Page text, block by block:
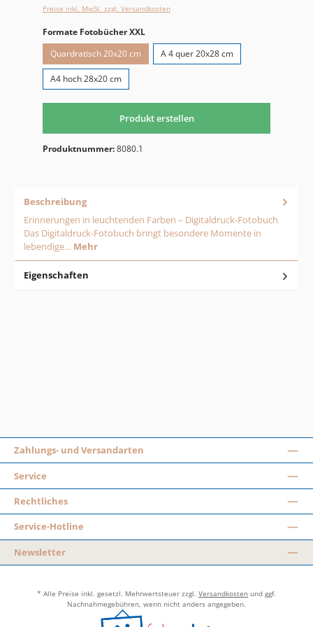
Preise inkl. MwSt. zzgl. Versandkosten
Formate Fotobücher XXLauswählen
Quardratisch 20x20 cm
A 4 quer 20x28 cm
A4 hoch 28x20 cm
Produkt erstellen
Produktnummer:8080.1
Beschreibung
Erinnerungen in leuchtenden Farben – Digitaldruck-Fotobuch
Das Digitaldruck-Fotobuch bringt besondere Momente in
lebendige… Mehr
Eigenschaften
Zahlungs- und Versandarten
Service
Rechtliches
Service-Hotline
Newsletter
* Alle Preise inkl. gesetzl. Mehrwertsteuer zzgl. Versandkosten und ggf.
Nachnahmegebühren, wenn nicht anders angegeben.